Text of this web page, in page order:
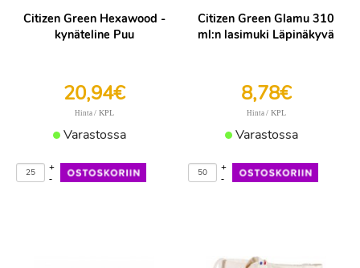
Citizen Green Hexawood -
kynäteline Puu
20,94€
Hinta / KPL
Varastossa
-
+
Citizen Green Glamu 310
ml:n lasimuki Läpinäkyvä
8,78€
Hinta / KPL
Varastossa
-
+